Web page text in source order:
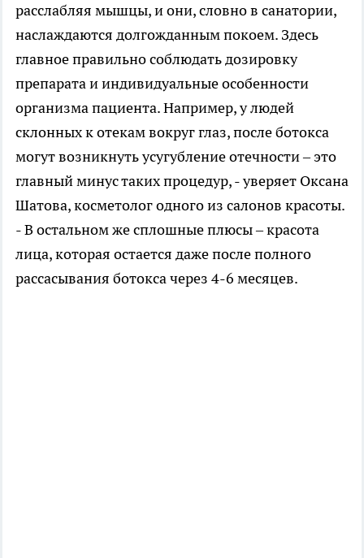
расслабляя мышцы, и они, словно в санатории,
наслаждаются долгожданным покоем. Здесь
главное правильно соблюдать дозировку
препарата и индивидуальные особенности
организма пациента. Например, у людей
склонных к отекам вокруг глаз, после ботокса
могут возникнуть усугубление отечности – это
главный минус таких процедур, - уверяет Оксана
Шатова, косметолог одного из салонов красоты.
- В остальном же сплошные плюсы – красота
лица, которая остается даже после полного
рассасывания ботокса через 4-6 месяцев.